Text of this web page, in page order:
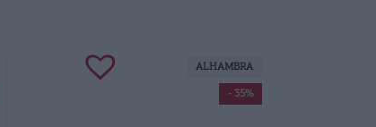
- 35%
ALHAMBRA